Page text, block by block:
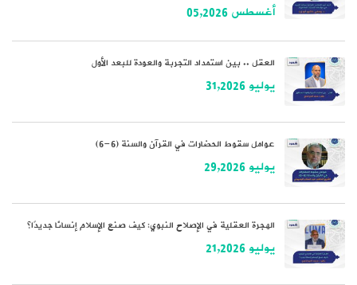
أغسطس 05,2026
العقل .. بين استمداد التجربة والعودة للبعد الأول
يوليو 31,2026
عوامل سقوط الحضارات في القرآن والسنة (6-6)
يوليو 29,2026
الهجرة العقلية في الإصلاح النبوي: كيف صنع الإسلام إنسانًا جديدًا؟
يوليو 21,2026